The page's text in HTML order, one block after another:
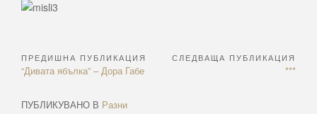
Навигация
ПРЕДИШНА ПУБЛИКАЦИЯ
Previous
“Дивата ябълка” – Дора Габе
СЛЕДВАЩА ПУБЛИКАЦИЯ
Next
***
ПУБЛИКУВАНО В Разни